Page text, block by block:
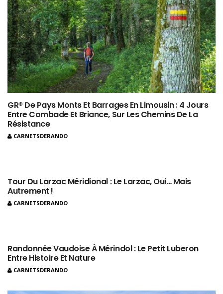
GR® De Pays Monts Et Barrages En Limousin : 4 Jours
Entre Combade Et Briance, Sur Les Chemins De La
Résistance
CARNETSDERANDO
Tour Du Larzac Méridional : Le Larzac, Oui… Mais
Autrement !
CARNETSDERANDO
Randonnée Vaudoise À Mérindol : Le Petit Luberon
Entre Histoire Et Nature
CARNETSDERANDO